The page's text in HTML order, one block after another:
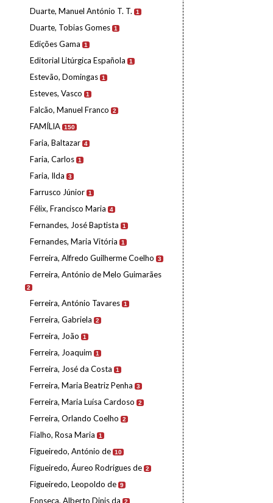
Duarte, Manuel António T. T. 1
Duarte, Tobias Gomes 1
Edições Gama 1
Editorial Litúrgica Española 1
Estevão, Domingas 1
Esteves, Vasco 1
Falcão, Manuel Franco 2
FAMÍLIA 150
Faria, Baltazar 4
Faria, Carlos 1
Faria, Ilda 3
Farrusco Júnior 1
Félix, Francisco Maria 4
Fernandes, José Baptista 1
Fernandes, Maria Vitória 1
Ferreira, Alfredo Guilherme Coelho 3
Ferreira, António de Melo Guimarães
2
Ferreira, António Tavares 1
Ferreira, Gabriela 2
Ferreira, João 1
Ferreira, Joaquim 1
Ferreira, José da Costa 1
Ferreira, Maria Beatriz Penha 3
Ferreira, Maria Luísa Cardoso 2
Ferreira, Orlando Coelho 2
Fialho, Rosa Maria 1
Figueiredo, António de 10
Figueiredo, Áureo Rodrigues de 2
Figueiredo, Leopoldo de 9
Fonseca, Alberto Dinis da 2